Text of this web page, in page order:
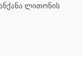
ლითონის